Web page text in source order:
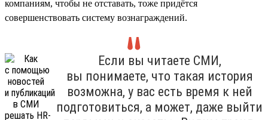
компаниям, чтобы не отставать, тоже придётся
совершенствовать систему вознаграждений.
Если вы читаете СМИ,
вы понимаете, что такая история
возможна, у вас есть время к ней
подготовиться, а может, даже выйти